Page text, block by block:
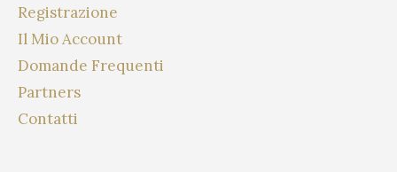
Registrazione
Il Mio Account
Domande Frequenti
Partners
Contatti